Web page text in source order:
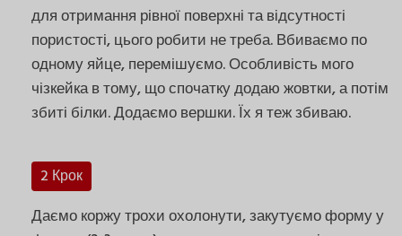
для отримання рівної поверхні та відсутності
пористості, цього робити не треба. Вбиваємо по
одному яйце, перемішуємо. Особливість мого
чізкейка в тому, що спочатку додаю жовтки, а потім
збиті білки. Додаємо вершки. Їх я теж збиваю.
2 Крок
Даємо коржу трохи охолонути, закутуємо форму у